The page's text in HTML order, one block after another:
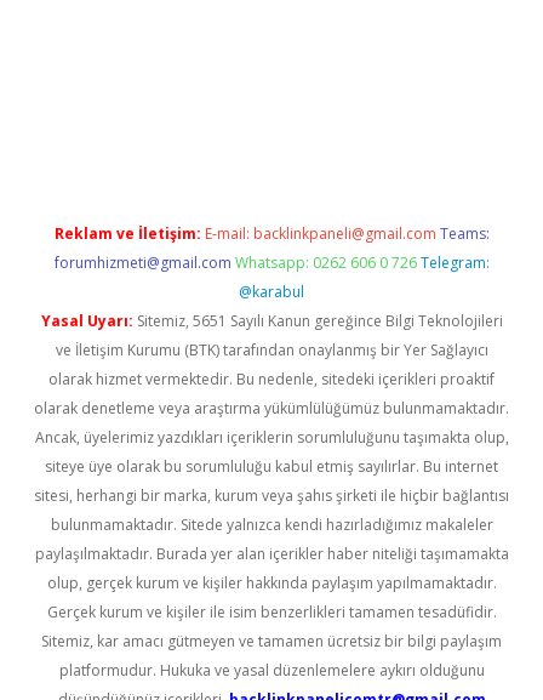
Reklam ve İletişim: E-mail: backlinkpaneli@gmail.com Teams:
forumhizmeti@gmail.com Whatsapp: 0262 606 0 726 Telegram:
@karabul
Yasal Uyarı: Sitemiz, 5651 Sayılı Kanun gereğince Bilgi Teknolojileri
ve İletişim Kurumu (BTK) tarafından onaylanmış bir Yer Sağlayıcı
olarak hizmet vermektedir. Bu nedenle, sitedeki içerikleri proaktif
olarak denetleme veya araştırma yükümlülüğümüz bulunmamaktadır.
Ancak, üyelerimiz yazdıkları içeriklerin sorumluluğunu taşımakta olup,
siteye üye olarak bu sorumluluğu kabul etmiş sayılırlar. Bu internet
sitesi, herhangi bir marka, kurum veya şahıs şirketi ile hiçbir bağlantısı
bulunmamaktadır. Sitede yalnızca kendi hazırladığımız makaleler
paylaşılmaktadır. Burada yer alan içerikler haber niteliği taşımamakta
olup, gerçek kurum ve kişiler hakkında paylaşım yapılmamaktadır.
Gerçek kurum ve kişiler ile isim benzerlikleri tamamen tesadüfidir.
Sitemiz, kar amacı gütmeyen ve tamamen ücretsiz bir bilgi paylaşım
platformudur. Hukuka ve yasal düzenlemelere aykırı olduğunu